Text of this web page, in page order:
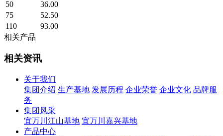
50
36.00
75
52.50
110
93.00
相关产品
相关资讯
关于我们
集团介绍 生产基地 发展历程 企业荣誉 企业文化 品牌服
务
集团风采
宜万川江山基地 宜万川嘉兴基地
产品中心